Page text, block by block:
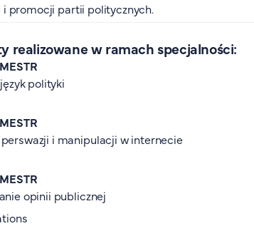
promocji partii politycznych.
realizowane w ramach specjalności:
polityki
i manipulacji w internecie
opinii publicznej